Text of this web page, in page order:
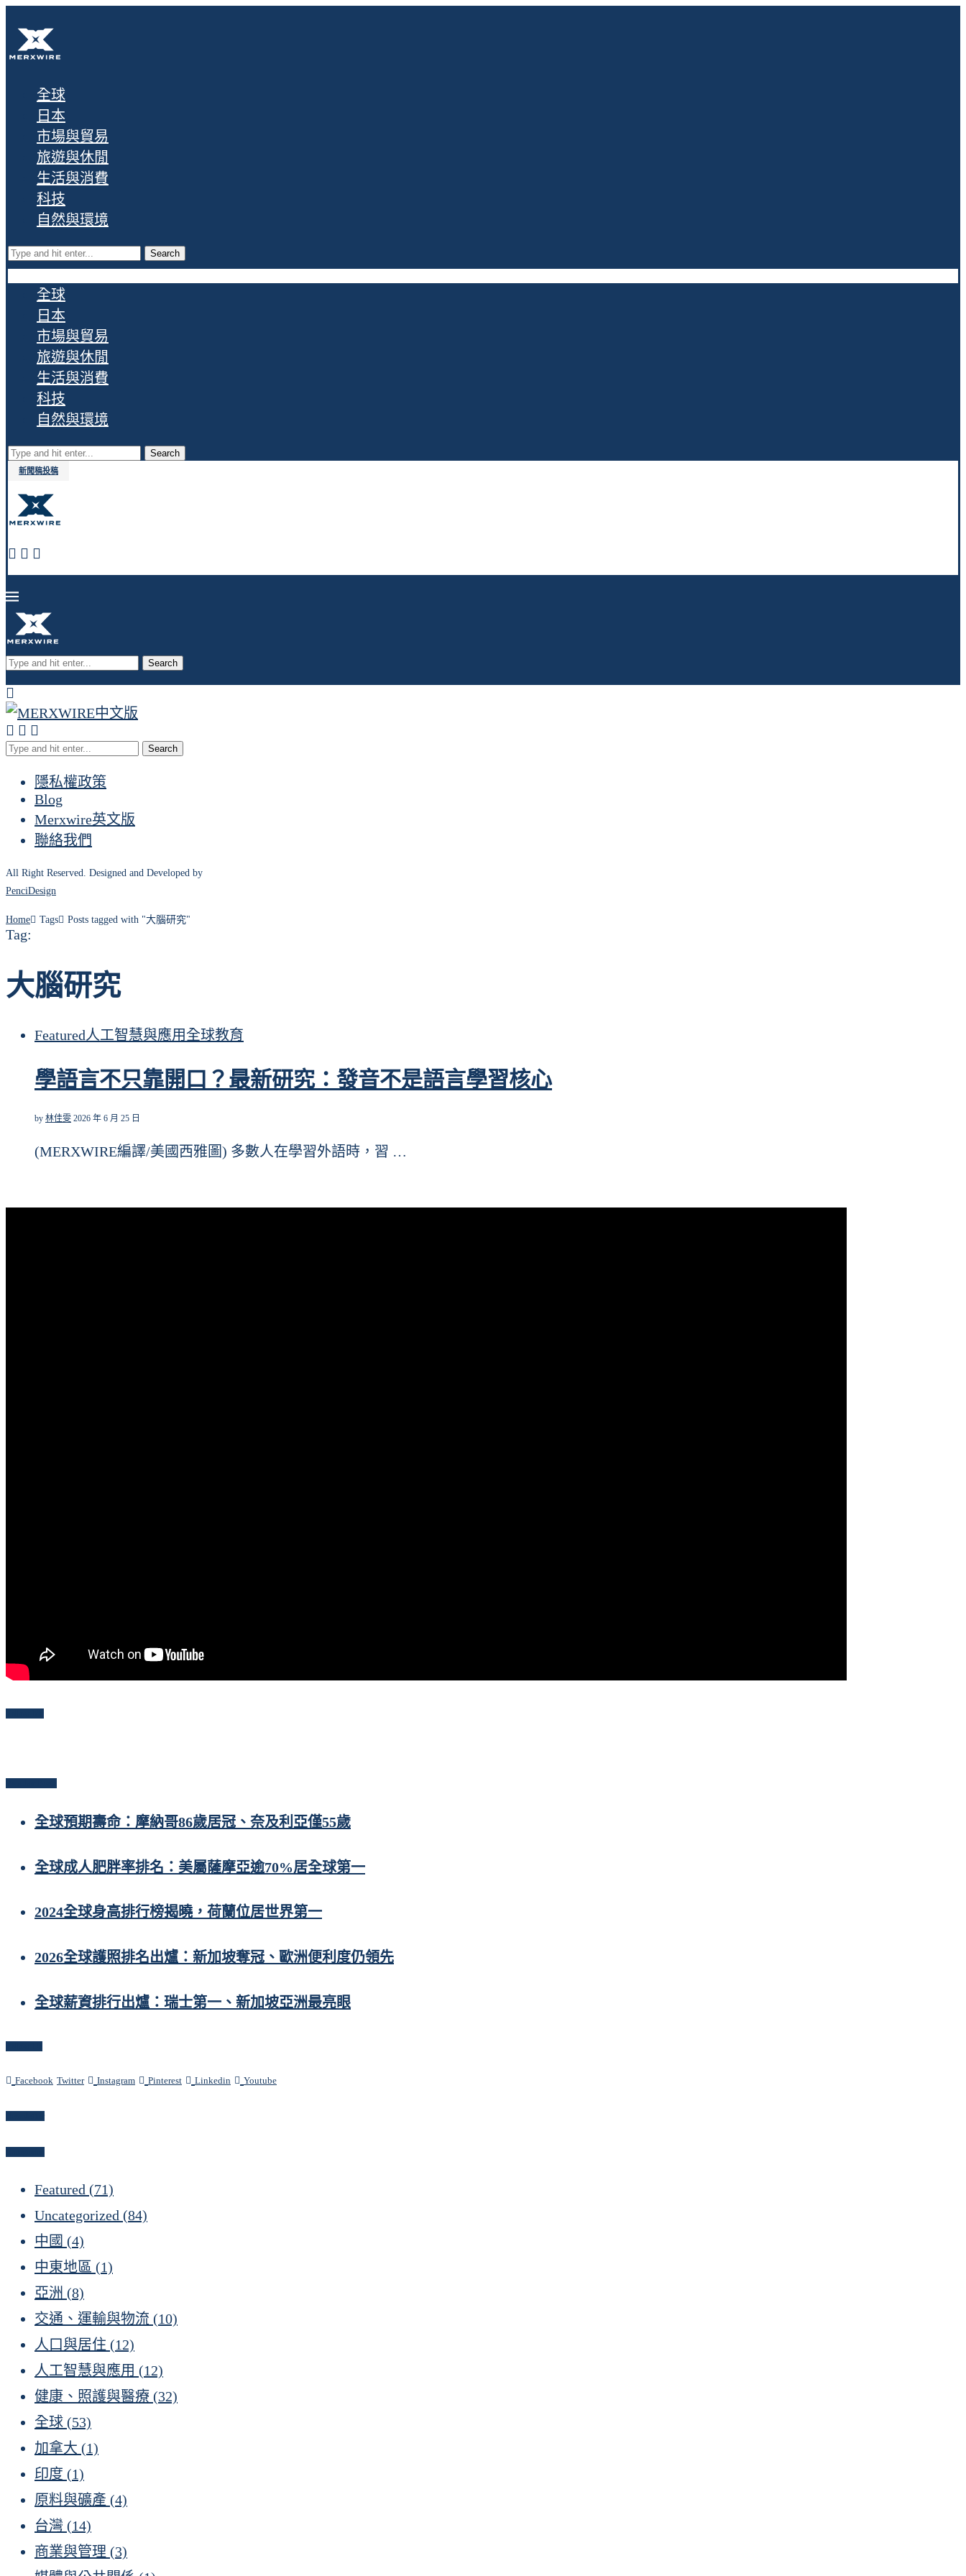
全球
日本
市場與貿易
旅遊與休閒
生活與消費
科技
自然與環境
Search
全球
日本
市場與貿易
旅遊與休閒
生活與消費
科技
自然與環境
Search
新聞稿投稿
Search
Search
隱私權政策
Blog
Merxwire英文版
聯絡我們
All Right Reserved. Designed and Developed by
PenciDesign
Home Tags Posts tagged with "大腦研究"
Tag:
大腦研究
Featured人工智慧與應用全球教育
學語言不只靠開口？最新研究：發音不是語言學習核心
by 林佳雯 2026 年 6 月 25 日
(MERXWIRE編譯/美國西雅圖) 多數人在學習外語時，習 …
全球預期壽命：摩納哥86歲居冠、奈及利亞僅55歲
全球成人肥胖率排名：美屬薩摩亞逾70%居全球第一
2024全球身高排行榜揭曉，荷蘭位居世界第一
2026全球護照排名出爐：新加坡奪冠、歐洲便利度仍領先
全球薪資排行出爐：瑞士第一、新加坡亞洲最亮眼
Facebook Twitter Instagram Pinterest Linkedin Youtube
Featured (71)
Uncategorized (84)
中國 (4)
中東地區 (1)
亞洲 (8)
交通、運輸與物流 (10)
人口與居住 (12)
人工智慧與應用 (12)
健康、照護與醫療 (32)
全球 (53)
加拿大 (1)
印度 (1)
原料與礦產 (4)
台灣 (14)
商業與管理 (3)